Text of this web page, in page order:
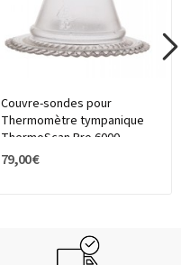
Couvre-sondes pour
Thermomètre tympanique
ThermoScan Pro 6000
79,00 €